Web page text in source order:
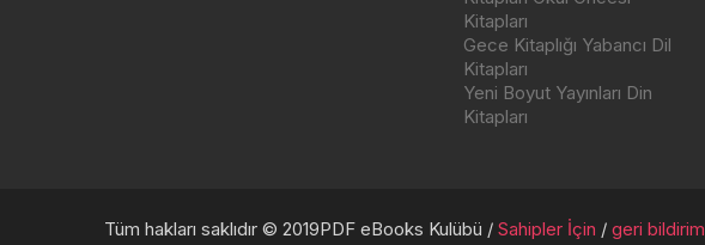
Kitapları
Gece Kitaplığı Yabancı Dil
Kitapları
Yeni Boyut Yayınları Din
Kitapları
Tüm hakları saklıdır © 2019PDF eBooks Kulübü / Sahipler İçin / geri bildirim